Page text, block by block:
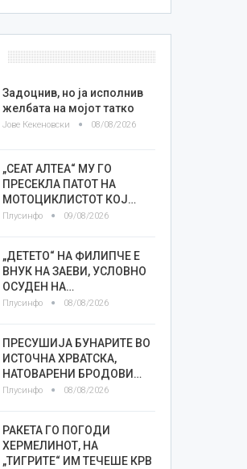
Задоцнив, но ја исполнив
желбата на мојот татко
Јове Кекеновски 08/08/2026
„СЕАТ АЛТЕА“ МУ ГО
ПРЕСЕКЛА ПАТОТ НА
МОТОЦИКЛИСТОТ КОЈ…
Плусинфо 09/08/2026
„ДЕТЕТО“ НА ФИЛИПЧЕ Е
ВНУК НА ЗАЕВИ, УСЛОВНО
ОСУДЕН НА…
Плусинфо 08/08/2026
ПРЕСУШИЈА БУНАРИТЕ ВО
ИСТОЧНА ХРВАТСКА,
НАТОВАРЕНИ БРОДОВИ…
Плусинфо 08/08/2026
РАКЕТА ГО ПОГОДИ
ХЕРМЕЛИНОТ, НА
„ТИГРИТЕ“ ИМ ТЕЧЕШЕ КРВ